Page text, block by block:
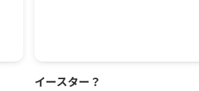
イースター？